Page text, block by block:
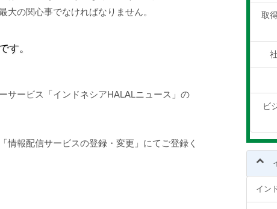
の関心事でなければなりません。
す。
サービス「インドネシアHALALニュース」の
情報配信サービスの登録・変更」にてご登録く
取
ビ
イン